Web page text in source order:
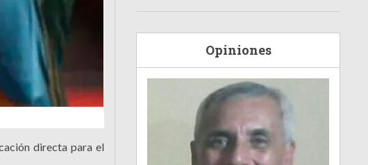
directa para el
Opiniones